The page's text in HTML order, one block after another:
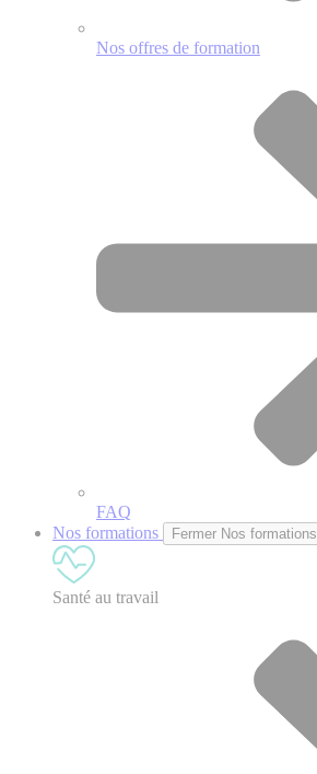
Nos offres de formation
FAQ
Nos formations
Fermer Nos formations
Santé au travail